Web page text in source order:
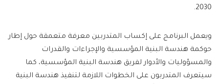
2030.
ويعمل البرنامج على إكساب المتدربين معرفة متعمقة حول إطار
حوكمة هندسة البنية المؤسسية والإجراءات والقدرات
والمسؤوليات والأدوار لفريق هندسة البنية المؤسسية، كما
سيتعرف المتدربون على الخطوات اللازمة لتنفيذ هندسة البنية